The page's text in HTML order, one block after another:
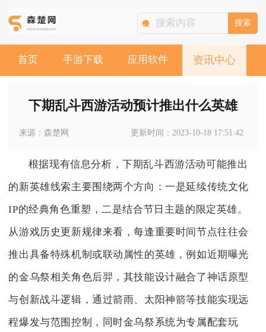
搜索
首页 手游下载 应用软件 资讯中心
下期乱斗西游活动预计推出什么英雄
来源：森楚网 更新时间：2023-10-18 17:51:42
根据现有信息分析，下期乱斗西游活动可能推出
的新英雄线索主要围绕两个方向：一是延续传统文化
IP的经典角色重塑，二是结合节日主题的限定英雄。
从游戏历史更新规律来看，每逢重要时间节点往往会
推出具备特殊机制或联动属性的英雄，例如近期曝光
的金乌祭相关角色后羿，其技能设计融合了神话原型
与创新战斗逻辑，通过箭雨、太阳神箭等技能实现远
程爆发与范围控制，同时金乌祭系统为专属配套玩